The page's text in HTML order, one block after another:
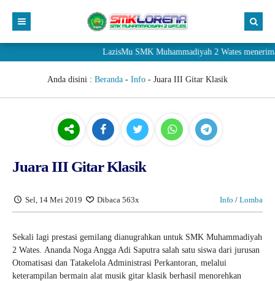
LazisMu SMK Muhammadiyah 2 Wates menerima
Anda disini : Beranda - Info - Juara III Gitar Klasik
Juara III Gitar Klasik
Sel, 14 Mei 2019 Dibaca 563x Info / Lomba
Sekali lagi prestasi gemilang dianugrahkan untuk SMK Muhammadiyah
2 Wates. Ananda Noga Angga Adi Saputra salah satu siswa dari jurusan
Otomatisasi dan Tatakelola Administrasi Perkantoran, melalui
keterampilan bermain alat musik gitar klasik berhasil menorehkan